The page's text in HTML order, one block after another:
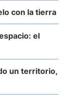
con la tierra
el
un territorio,